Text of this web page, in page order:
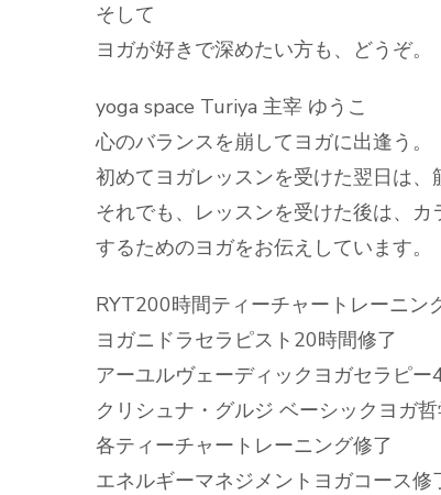
そして
ヨガが好きで深めたい方も、どうぞ。
yoga space Turiya 主宰 ゆうこ
心のバランスを崩してヨガに出逢う。
初めてヨガレッスンを受けた翌日は、
それでも、レッスンを受けた後は、
するためのヨガをお伝えしています。
RYT200時間ティーチャートレーニン
ヨガニドラセラピスト20時間修了
アーユルヴェーディックヨガセラピ
クリシュナ・グルジ ベーシックヨガ
各ティーチャートレーニング修了
エネルギーマネジメントヨガコース修